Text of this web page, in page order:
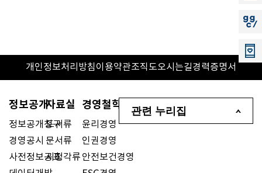
지지
개인정보처리방침이용약관조직도오시는길경력증명서
정보공개
정보공개청구
경영공시
사전정보공표
자료실
도서류
문서류
시청각류
경영철학
윤리경영
인권경영
안전보건경영
관련 누리집